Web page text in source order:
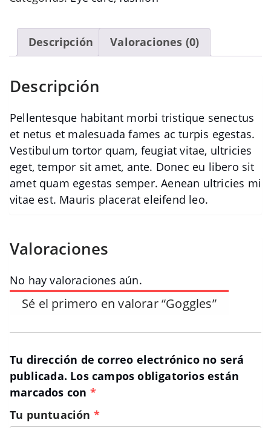
Descripción Valoraciones (0)
Descripción
Pellentesque habitant morbi tristique senectus
et netus et malesuada fames ac turpis egestas.
Vestibulum tortor quam, feugiat vitae, ultricies
eget, tempor sit amet, ante. Donec eu libero sit
amet quam egestas semper. Aenean ultricies mi
vitae est. Mauris placerat eleifend leo.
Valoraciones
No hay valoraciones aún.
Sé el primero en valorar “Goggles”
Tu dirección de correo electrónico no será
publicada. Los campos obligatorios están
marcados con *
Tu puntuación *